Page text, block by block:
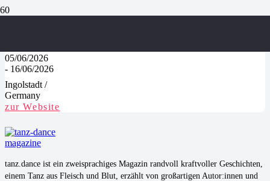
05/06/2026
- 16/06/2026
Ingolstadt /
Germany
zur Website
tanz.dance ist ein zweisprachiges Magazin randvoll kraftvoller Geschichten,
einem Tanz aus Fleisch und Blut, erzählt von großartigen Autor:innen und